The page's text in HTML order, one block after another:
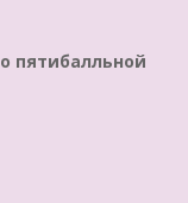
пятибалльной